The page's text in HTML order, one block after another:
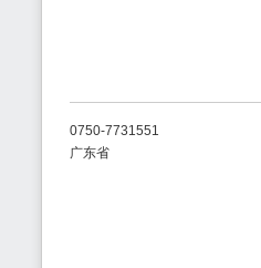
0750-7731551
广东省